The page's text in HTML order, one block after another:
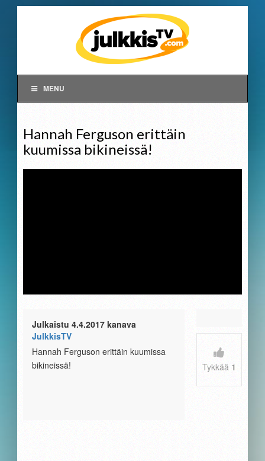
MENU
Hannah Ferguson erittäin
kuumissa bikineissä!
Julkaistu 4.4.2017 kanava
JulkkisTV
Hannah Ferguson erittäin kuumissa
bikineissä!
Tykkää 1